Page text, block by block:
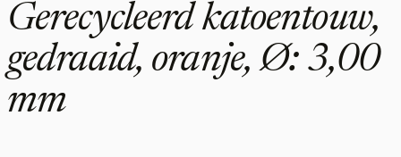
Gerecycleerd katoentouw,
gedraaid, oranje, Ø: 3,00
mm